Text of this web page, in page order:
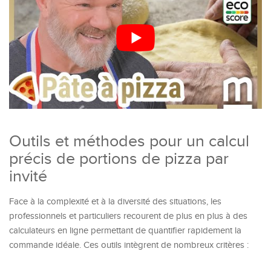
Outils et méthodes pour un calcul
précis de portions de pizza par
invité
Face à la complexité et à la diversité des situations, les
professionnels et particuliers recourent de plus en plus à des
calculateurs en ligne permettant de quantifier rapidement la
commande idéale. Ces outils intègrent de nombreux critères :